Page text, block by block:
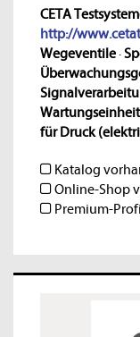
CETA
http://
Wegeventile·
für Druck
Katalog
Online-Shop
Premium-Profil